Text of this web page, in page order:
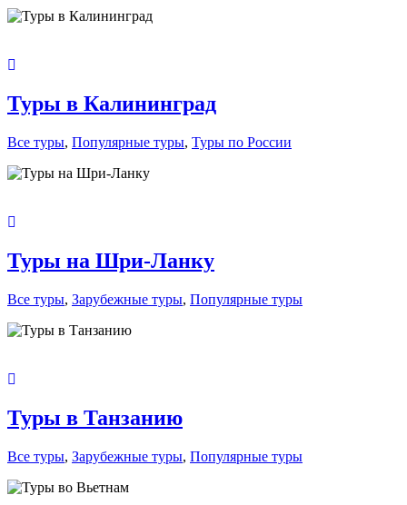
Туры в Калининград
Все туры, Популярные туры, Туры по России
Туры на Шри-Ланку
Все туры, Зарубежные туры, Популярные туры
Туры в Танзанию
Все туры, Зарубежные туры, Популярные туры